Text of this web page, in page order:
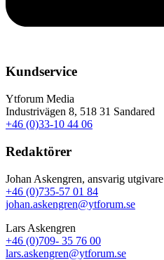
Kundservice
Ytforum Media
Industrivägen 8, 518 31 Sandared
+46 (0)33-10 44 06
Redaktörer
Johan Askengren, ansvarig utgivare
+46 (0)735-57 01 84
johan.askengren@ytforum.se
Lars Askengren
+46 (0)709- 35 76 00
lars.askengren@ytforum.se